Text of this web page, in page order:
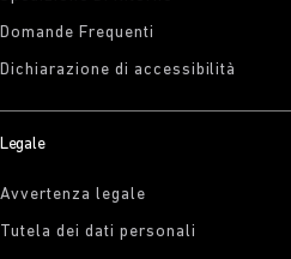
Domande Frequenti
Dichiarazione di accessibilità
Legale
Avvertenza legale
Tutela dei dati personali